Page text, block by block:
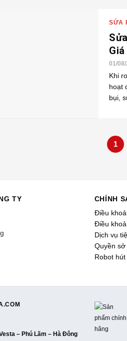
SỬA
01/
Khi
hoạt
bụi,
1
TY
CHÍNH
Điều
Điều
Dịch vụ
Quyền
Robot hút
– Phú Lãm – Hà Đông